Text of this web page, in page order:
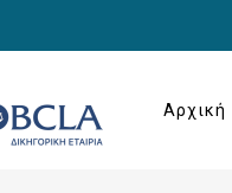
Αρχική
19